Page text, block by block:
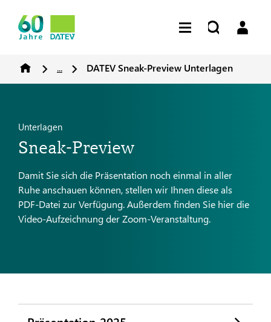
... DATEV Sneak-Preview Unterlagen
Unterlagen
Sneak-Preview
Damit Sie sich die Präsentation noch einmal in aller
Ruhe anschauen können, stellen wir Ihnen diese als
PDF-Datei zur Verfügung. Außerdem finden Sie hier die
Video-Aufzeichnung der Zoom-Veranstaltung.